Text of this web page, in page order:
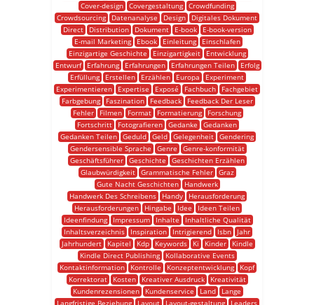
Cover-design
Covergestaltung
Crowdfunding
Crowdsourcing
Datenanalyse Design
Digitales Dokument
Direct
Distribution Dokument E-book
E-book-version
E-mail Marketing
Ebook Einleitung
Einschlafen
Einzigartige Geschichte
Einzigartigkeit
Entwicklung
Entwurf
Erfahrung Erfahrungen Erfahrungen Teilen
Erfolg
Erfüllung
Erstellen Erzählen Europa
Experiment
Experimentieren
Expertise Exposé Fachbuch
Fachgebiet
Farbgebung
Faszination Feedback
Feedback Der Leser
Fehler
Filmen Format Formatierung
Forschung
Fortschritt
Fotografieren Gedanke
Gedanken
Gedanken Teilen Geduld Geld Gelegenheit Gendering
Gendersensible Sprache
Genre
Genre-konformität
Geschäftsführer
Geschichte
Geschichten Erzählen
Glaubwürdigkeit
Grammatische Fehler
Graz
Gute Nacht Geschichten
Handwerk
Handwerk Des Schreibens
Handy
Herausforderung
Herausforderungen
Hingabe Idee
Ideen Teilen
Ideenfindung
Impressum Inhalte
Inhaltliche Qualität
Inhaltsverzeichnis
Inspiration Intrigierend Isbn
Jahr
Jahrhundert
Kapitel Kdp Keywords Ki Kinder
Kindle
Kindle Direct Publishing
Kollaborative Events
Kontaktinformation
Kontrolle Konzeptentwicklung
Kopf
Korrektorat
Kosten Kreativer Ausdruck
Kreativität
Kundenrezensionen
Kundenservice Land
Lange
Langfristige Beziehung
Layout Layout-gestaltung
Leaders